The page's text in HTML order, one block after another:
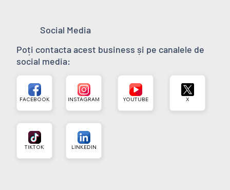
Social Media
Poți contacta acest business și pe canalele de
social media:
FACEBOOK INSTAGRAM YOUTUBE
LINKEDIN
X
TIKTOK